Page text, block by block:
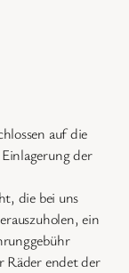
auf die
der
die bei uns
ein
endet der